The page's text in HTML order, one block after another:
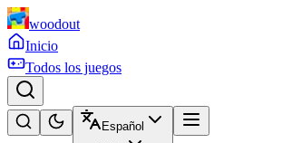
woodout
Inicio
Todos los juegos
Español